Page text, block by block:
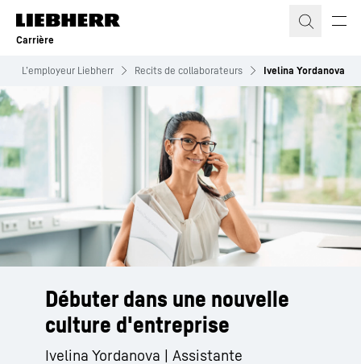
Carrière
L’employeur Liebherr Recits de collaborateurs Ivelina Yordanova
Débuter dans une nouvelle
culture d'entreprise
Ivelina Yordanova | Assistante